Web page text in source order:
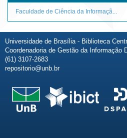
Faculdade de Ciência da Informaçã...
Universidade de Brasília - Biblioteca
Coordenadoria de Gestão da Informação
(61) 3107-2683
repositorio@unb.br